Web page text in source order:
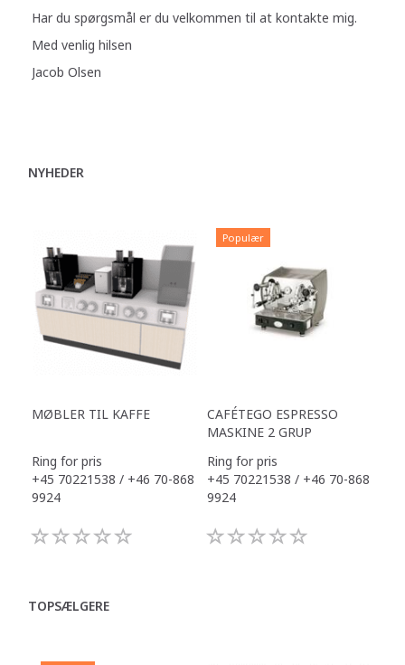
Har du spørgsmål er du velkommen til at kontakte mig.
Med venlig hilsen
Jacob Olsen
NYHEDER
MØBLER TIL KAFFE
Ring for pris
+45 70221538 / +46 70-868
9924
Populær
CAFÉTEGO ESPRESSO
MASKINE 2 GRUP
Ring for pris
+45 70221538 / +46 70-868
9924
TOPSÆLGERE